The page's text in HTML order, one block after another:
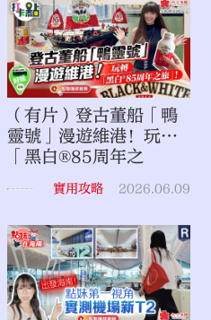
（有片）登古董船「鴨
靈號」漫遊維港！玩轉
「黑白®85周年之
旅」！｜點妹•打卡點
實用攻略 2026.06.09